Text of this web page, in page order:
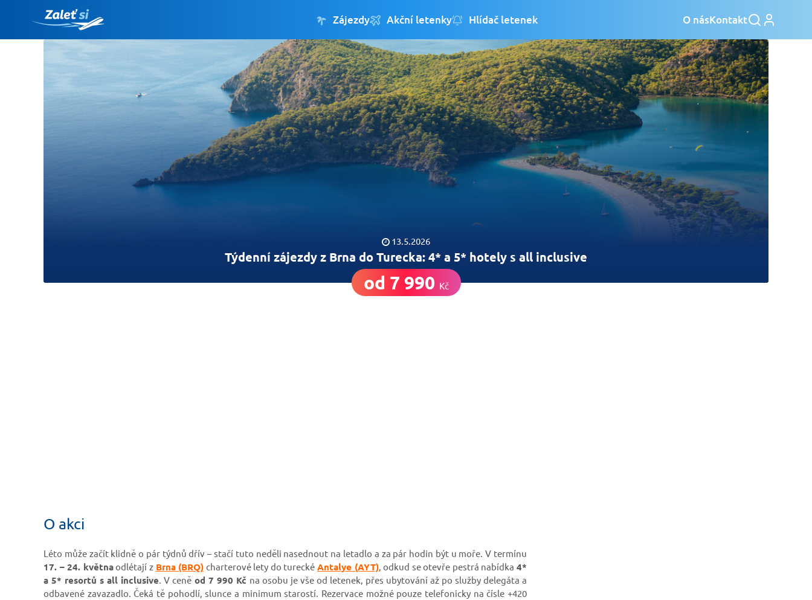
Zájezdy Akční letenky Hlídač letenek O násKontakt
13.5.2026
Týdenní zájezdy z Brna do Turecka: 4* a 5* hotely s all inclusive
od 7 990 Kč
O akci
Léto může začít klidně o pár týdnů dřív – stačí tuto neděli nasednout na letadlo a za pár hodin být u moře. V termínu
17. – 24. květnaodlétají z Brna (BRQ) charterové lety do turecké Antalye (AYT), odkud se otevře pestrá nabídka4*
a 5* resortů s all inclusive. V ceně od 7 990 Kč na osobu je vše od letenek, přes ubytování až po služby delegáta a
odbavené zavazadlo. Čeká tě pohodlí, slunce a minimum starostí. Rezervace možné pouze telefonicky na čísle +420